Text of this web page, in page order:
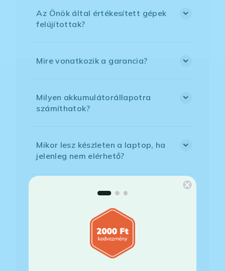
Az Önök által értékesített gépek
felújítottak?
Mire vonatkozik a garancia?
Milyen akkumulátorállapotra
számíthatok?
Mikor lesz készleten a laptop, ha
jelenleg nem elérhető?
Mikor vehetem át a rendelésem, ha
Mikor kapom meg a házhoz
szállítással megrendelt